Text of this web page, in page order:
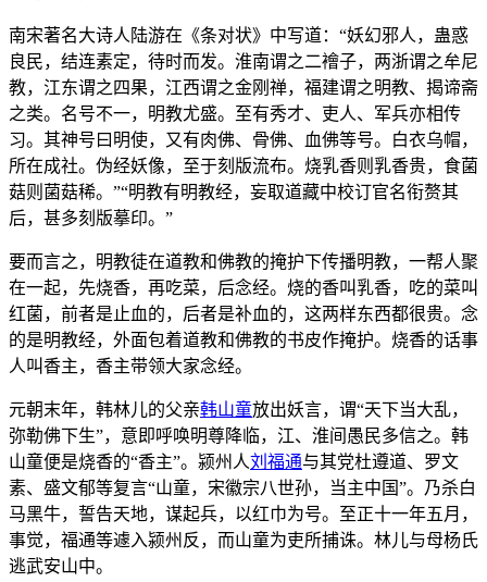
南宋著名大诗人陆游在《条对状》中写道：“妖幻邪人，蛊惑
良民，结连素定，待时而发。淮南谓之二襘子，两浙谓之牟尼
教，江东谓之四果，江西谓之金刚禅，福建谓之明教、揭谛斋
之类。名号不一，明教尤盛。至有秀才、吏人、军兵亦相传
习。其神号曰明使，又有肉佛、骨佛、血佛等号。白衣乌帽，
所在成社。伪经妖像，至于刻版流布。烧乳香则乳香贵，食菌
菇则菌菇稀。”“明教有明教经，妄取道藏中校订官名衔赘其
后，甚多刻版摹印。”
要而言之，明教徒在道教和佛教的掩护下传播明教，一帮人聚
在一起，先烧香，再吃菜，后念经。烧的香叫乳香，吃的菜叫
红菌，前者是止血的，后者是补血的，这两样东西都很贵。念
的是明教经，外面包着道教和佛教的书皮作掩护。烧香的话事
人叫香主，香主带领大家念经。
元朝末年，韩林儿的父亲韩山童放出妖言，谓“天下当大乱，
弥勒佛下生”，意即呼唤明尊降临，江、淮间愚民多信之。韩
山童便是烧香的“香主”。颍州人刘福通与其党杜遵道、罗文
素、盛文郁等复言“山童，宋徽宗八世孙，当主中国”。乃杀白
马黑牛，誓告天地，谋起兵，以红巾为号。至正十一年五月，
事觉，福通等遽入颍州反，而山童为吏所捕诛。林儿与母杨氏
逃武安山中。